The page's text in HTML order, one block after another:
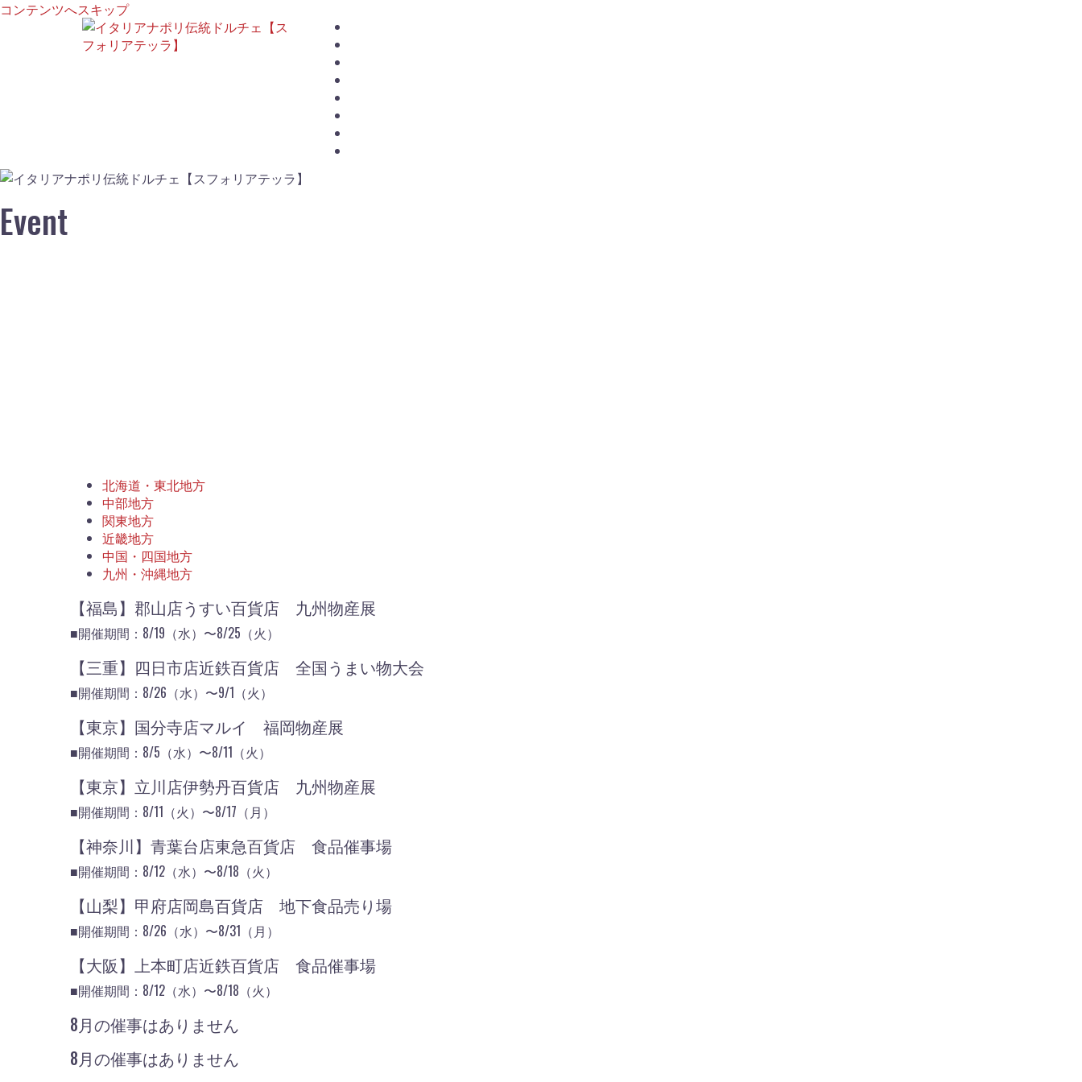
コンテンツへスキップ
Event
北海道・東北地方
中部地方
関東地方
近畿地方
中国・四国地方
九州・沖縄地方
【福島】郡山店うすい百貨店 九州物産展
■開催期間：8/19（水）〜8/25（火）
【三重】四日市店近鉄百貨店 全国うまい物大会
■開催期間：8/26（水）〜9/1（火）
【東京】国分寺店マルイ 福岡物産展
■開催期間：8/5（水）〜8/11（火）
【東京】立川店伊勢丹百貨店 九州物産展
■開催期間：8/11（火）〜8/17（月）
【神奈川】青葉台店東急百貨店 食品催事場
■開催期間：8/12（水）〜8/18（火）
【山梨】甲府店岡島百貨店 地下食品売り場
■開催期間：8/26（水）〜8/31（月）
【大阪】上本町店近鉄百貨店 食品催事場
■開催期間：8/12（水）〜8/18（火）
8月の催事はありません
8月の催事はありません